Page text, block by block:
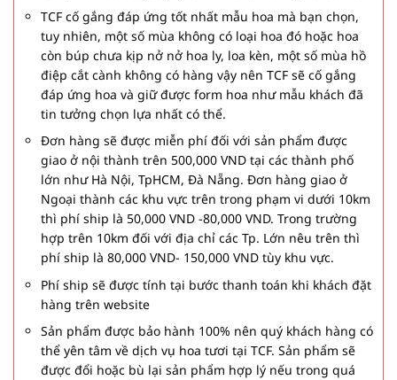
TCF cố gắng đáp ứng tốt nhất mẫu hoa mà bạn chọn,
tuy nhiên, một số mùa không có loại hoa đó hoặc hoa
còn búp chưa kịp nở nở hoa ly, loa kèn, một số mùa hồ
điệp cắt cành không có hàng vậy nên TCF sẽ cố gắng
đáp ứng hoa và giữ được form hoa như mẫu khách đã
tin tưởng chọn lựa nhất có thể.
Đơn hàng sẽ được miễn phí đối với sản phẩm được
giao ở nội thành trên 500,000 VND tại các thành phố
lớn như Hà Nội, TpHCM, Đà Nẵng. Đơn hàng giao ở
Ngoại thành các khu vực trên trong phạm vi dưới 10km
thì phí ship là 50,000 VND -80,000 VND. Trong trường
hợp trên 10km đối với địa chỉ các Tp. Lớn nêu trên thì
phí ship là 80,000 VND- 150,000 VND tùy khu vực.
Phí ship sẽ được tính tại bước thanh toán khi khách đặt
hàng trên website
Sản phẩm được bảo hành 100% nên quý khách hàng có
thể yên tâm về dịch vụ hoa tươi tại TCF. Sản phẩm sẽ
được đổi hoặc bù lại sản phẩm hợp lý nếu trong quá